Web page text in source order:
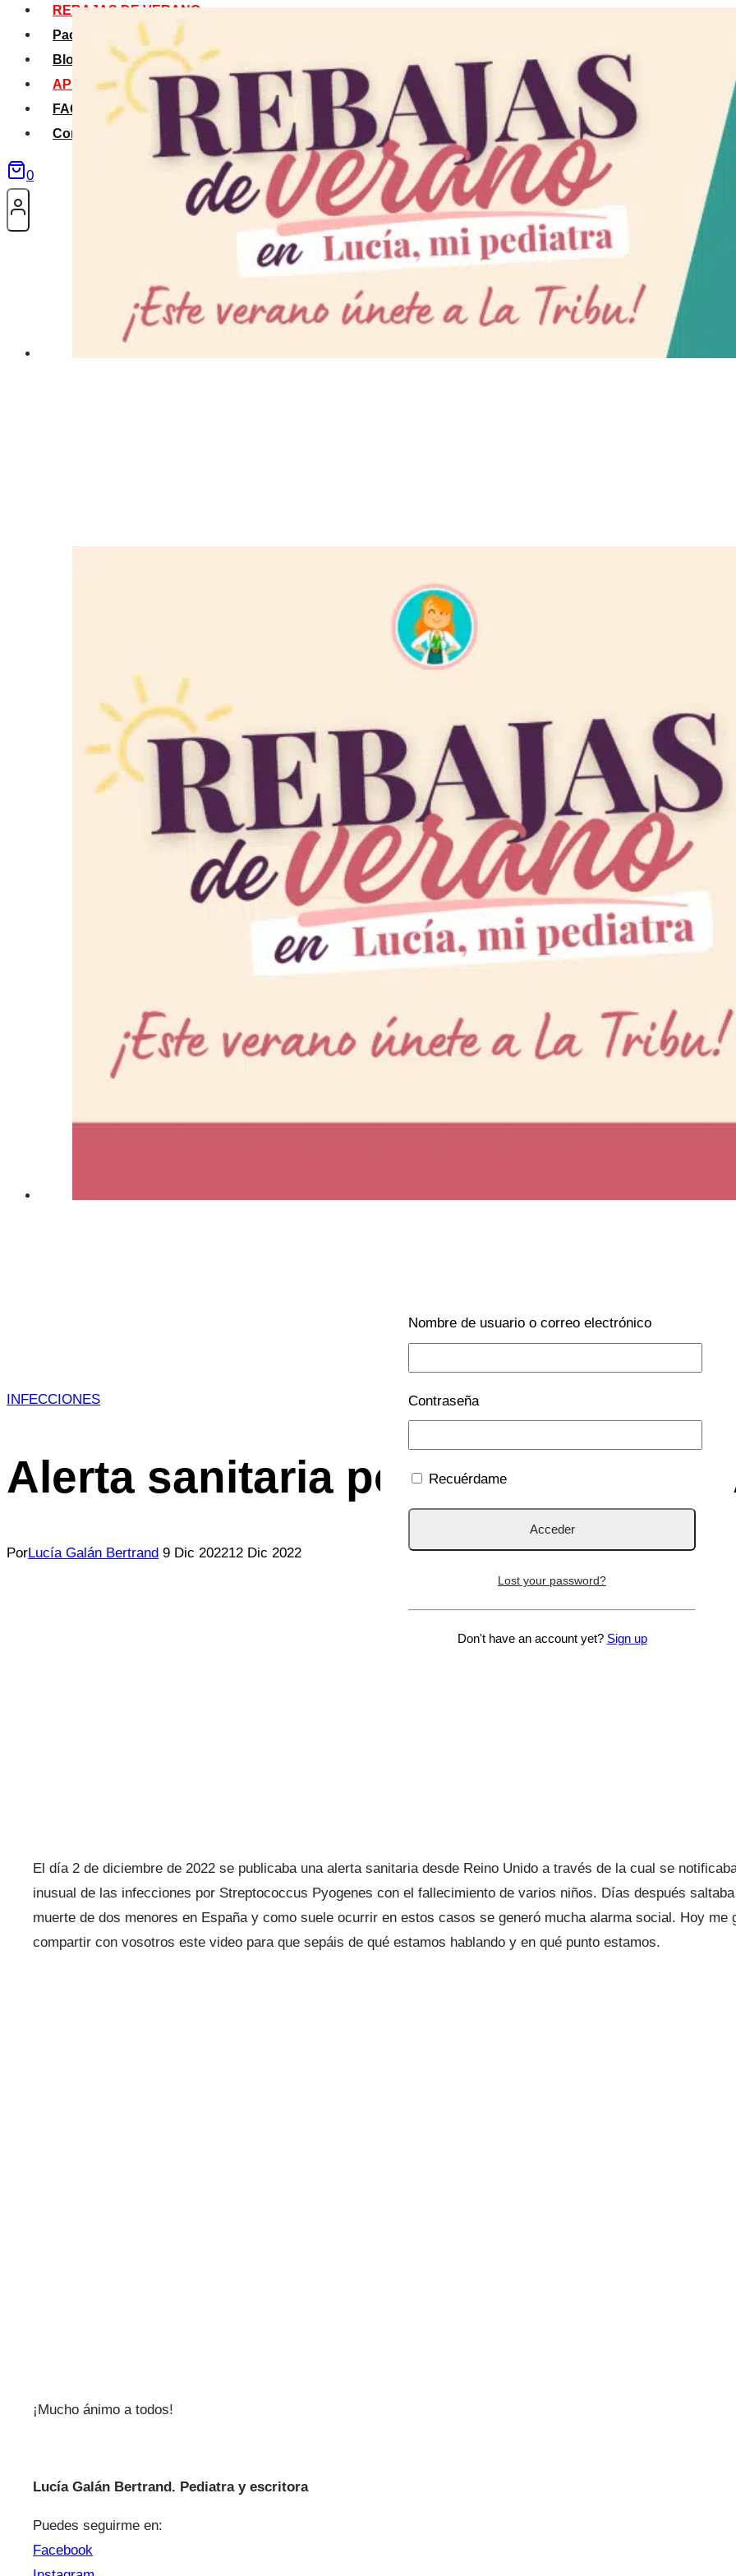
REBAJAS DE VERANO
Packs Verano
Blog
APP La Tribu
FAQS
Contacto
0
INFECCIONES
Alerta sanitaria por Estreptococo
PorLucía Galán Bertrand 9 Dic 202212 Dic 2022
El día 2 de diciembre de 2022 se publicaba una alerta sanitaria desde Reino Unido a través de la cual se
inusual de las infecciones por Streptococcus Pyogenes con el fallecimiento de varios niños. Días después
muerte de dos menores en España y como suele ocurrir en estos casos se generó mucha alarma social. Hoy me
compartir con vosotros este video para que sepáis de qué estamos hablando y en qué punto estamos.
¡Mucho ánimo a todos!
Lucía Galán Bertrand. Pediatra y escritora
Puedes seguirme en:
Facebook
Nombre de usuario o correo electrónico
Contraseña
Recuérdame
Lost your password?
Don't have an account yet? Sign up